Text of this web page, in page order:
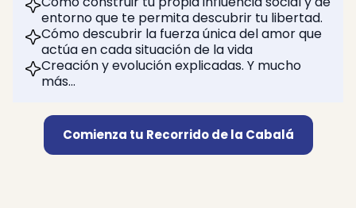
entorno que te permita descubrir tu libertad.
Cómo descubrir la fuerza única del amor que
actúa en cada situación de la vida
Creación y evolución explicadas. Y mucho
más…
Comienza tu Recorrido de la Cabalá